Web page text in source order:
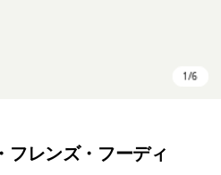
フレンズ・フーディ